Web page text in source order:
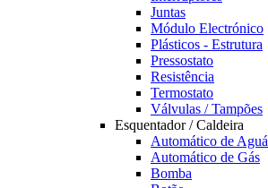
Juntas
Módulo Electrónico
Plásticos - Estrutura
Pressostato
Resistência
Termostato
Válvulas / Tampões
Esquentador / Caldeira
Automático de Aguá
Automático de Gás
Bomba